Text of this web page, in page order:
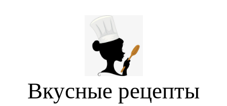
Вкусные рецепты